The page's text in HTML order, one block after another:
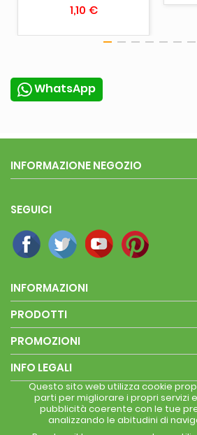
1,10 €
WhatsApp
INFORMAZIONE NEGOZIO
SEGUICI
INFORMAZIONI
PRODOTTI
PROMOZIONI
INFO LEGALI
Questo sito web utilizza cookie
parti per migliorare i propri servizi
pubblicità coerente con le tue
analizzando le abitudini di